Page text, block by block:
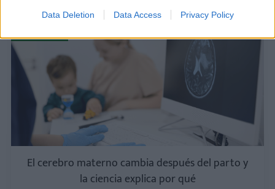
Data Deletion Data Access Privacy Policy
El cerebro materno cambia después del parto y
la ciencia explica por qué